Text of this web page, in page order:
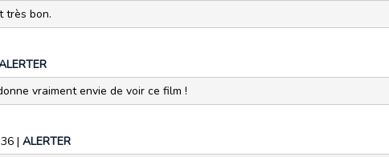
très bon.
vraiment envie de voir ce film !
| ALERTER